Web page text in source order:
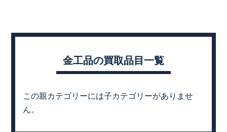
金工品の買取品目一覧
この親カテゴリーには子カテゴリーがありませ
ん。